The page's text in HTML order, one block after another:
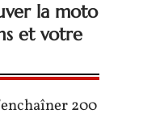
la moto
et votre
200